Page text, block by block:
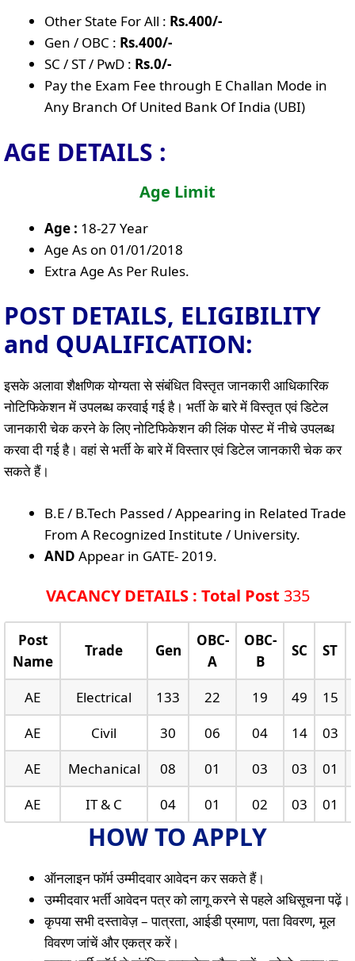
Other State For All : Rs.400/-
Gen / OBC : Rs.400/-
SC / ST / PwD : Rs.0/-
Pay the Exam Fee through E Challan Mode in
Any Branch Of United Bank Of India (UBI)
AGE DETAILS :
Age Limit
Age : 18-27 Year
Age As on 01/01/2018
Extra Age As Per Rules.
POST DETAILS, ELIGIBILITY
and QUALIFICATION:
इसके अलावा शैक्षणिक योग्यता से संबंधित विस्तृत जानकारी आधिकारिक
नोटिफिकेशन में उपलब्ध करवाई गई है। भर्ती के बारे में विस्तृत एवं डिटेल
जानकारी चेक करने के लिए नोटिफिकेशन की लिंक पोस्ट में नीचे उपलब्ध
करवा दी गई है। वहां से भर्ती के बारे में विस्तार एवं डिटेल जानकारी चेक कर
सकते हैं।
B.E / B.Tech Passed / Appearing in Related Trade
From A Recognized Institute / University.
AND Appear in GATE- 2019.
VACANCY DETAILS : Total Post 335
Post
Name
Trade Gen
OBC-
A
OBC-
B
SC ST
AE Electrical 133 22 19 49
15
AE
Civil 30 06 04 14
03
AE
Mechanical 08 01 03 03
01
AE
IT & C 04 01 02 03 01
HOW TO APPLY
ऑनलाइन फॉर्म उम्मीदवार आवेदन कर सकते हैं।
उम्मीदवार भर्ती आवेदन पत्र को लागू करने से पहले अधिसूचना पढ़ें।
कृपया सभी दस्तावेज़ – पात्रता, आईडी प्रमाण, पता विवरण, मूल
विवरण जांचें और एकत्र करें।